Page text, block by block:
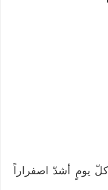
يومٍ أشدّ اصفراراً